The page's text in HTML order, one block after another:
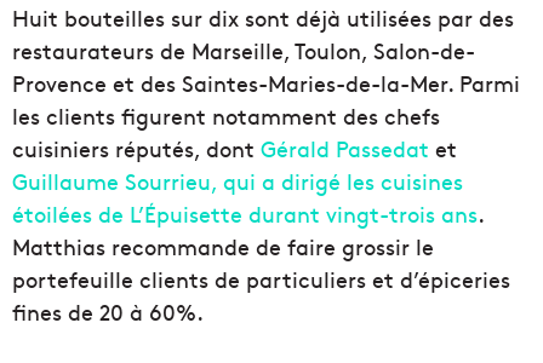
Huit bouteilles sur dix sont déjà utilisées par des
restaurateurs de Marseille, Toulon, Salon-de-
Provence et des Saintes-Maries-de-la-Mer. Parmi
les clients figurent notamment des chefs
cuisiniers réputés, dont Gérald Passedat et
Guillaume Sourrieu, qui a dirigé les cuisines
étoilées de L’Épuisette durant vingt-trois ans.
Matthias recommande de faire grossir le
portefeuille clients de particuliers et d’épiceries
fines de 20 à 60%.